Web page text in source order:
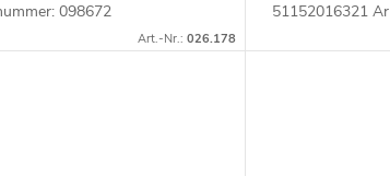
098672
Art.-Nr.: 026.178
51152016321